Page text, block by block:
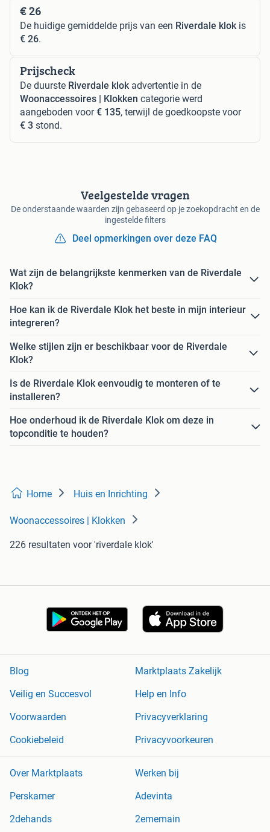
€ 26
De huidige gemiddelde prijs van een Riverdale klokis
€ 26.
Prijscheck
De duurste Riverdale klokadvertentie in de
Woonaccessoires | Klokken categorie werd
aangeboden voor€ 135, terwijl de goedkoopste voor
€ 3 stond.
Veelgestelde vragen
De onderstaande waarden zijn gebaseerd op je zoekopdracht en de
ingestelde filters
Deel opmerkingen over deze FAQ
Wat zijn de belangrijkste kenmerken van de Riverdale
Klok?
Hoe kan ik de Riverdale Klok het beste in mijn interieur
integreren?
Welke stijlen zijn er beschikbaar voor de Riverdale
Klok?
Is de Riverdale Klok eenvoudig te monteren of te
installeren?
Hoe onderhoud ik de Riverdale Klok om deze in
topconditie te houden?
Home Huis en Inrichting
Woonaccessoires | Klokken
226 resultaten voor 'riverdale klok'
Blog
Marktplaats Zakelijk
Veilig en Succesvol
Help en Info
Voorwaarden
Privacyverklaring
Cookiebeleid
Privacyvoorkeuren
Over Marktplaats
Werken bij
Perskamer
Adevinta
2dehands
2ememain